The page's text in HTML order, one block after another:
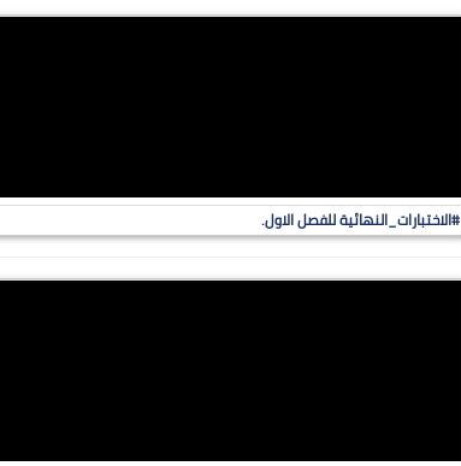
#الاختبارات_النهائية للفصل الاول.